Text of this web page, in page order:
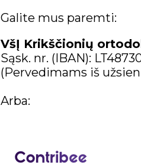
Galite mus paremti:
VšĮ Krikščionių
Sąsk. nr. (IBAN):
(Pervedimams iš
Arba: